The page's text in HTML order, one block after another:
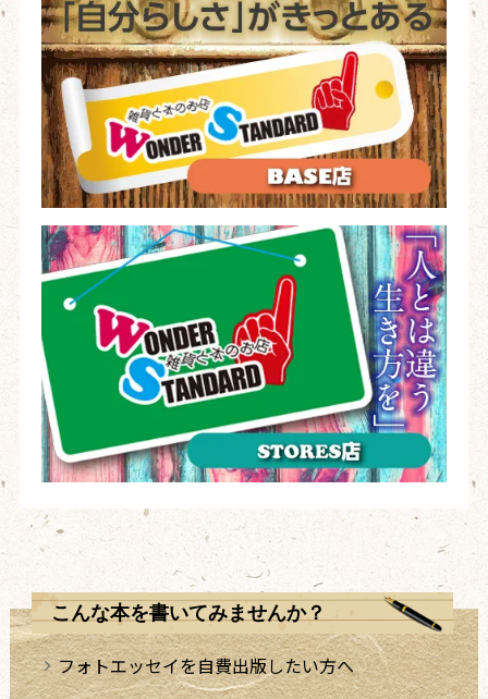
こんな本を書いてみませんか？
フォトエッセイを自費出版したい方へ